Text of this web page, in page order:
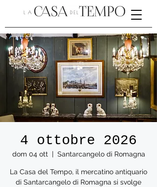
4 ottobre 2026
dom 04 ott
  |
Santarcangelo di Romagna
La Casa del Tempo, il mercatino antiquario
di Santarcangelo di Romagna si svolge